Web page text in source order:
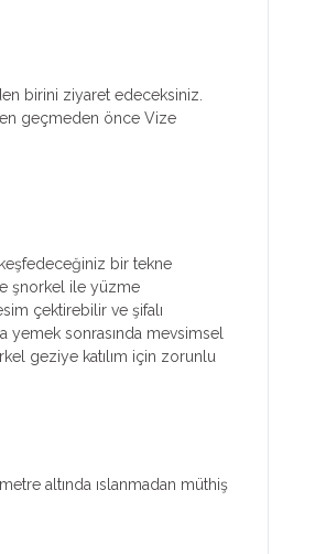
birini ziyaret edeceksiniz.
geçmeden önce Vize
bir tekne
şnorkel ile yüzme
çektirebilir ve şifalı
yemek sonrasında mevsimsel
geziye katılım için zorunlu
altında ıslanmadan müthiş